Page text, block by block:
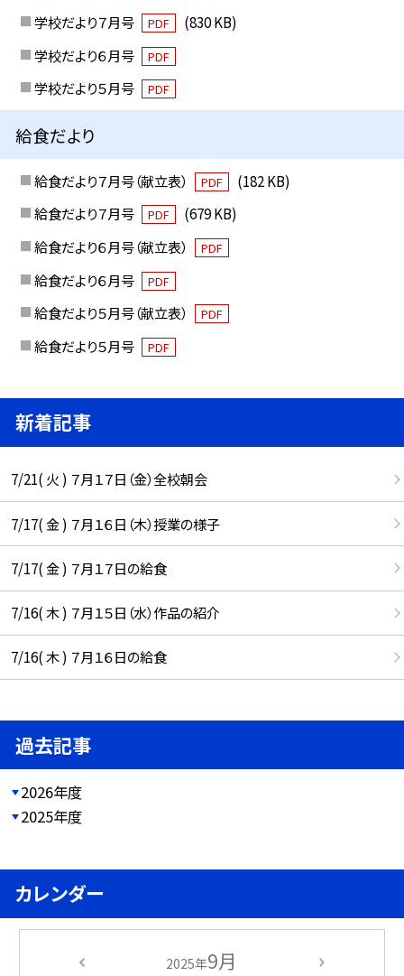
学校だより７月号
PDF
(830 KB)
学校だより６月号
PDF
学校だより５月号 PDF
給食だより
給食だより７月号（献立表） PDF
(182 KB)
給食だより７月号
PDF
(679 KB)
給食だより６月号（献立表）
PDF
給食だより６月号 PDF
給食だより５月号（献立表） PDF
給食だより５月号 PDF
新着記事
7/21( 火 ) ７月１７日（金）全校朝会
7/17( 金 ) ７月１６日（木）授業の様子
7/17( 金 ) ７月１７日の給食
7/16( 木 ) ７月１５日（水）作品の紹介
7/16( 木 ) ７月１６日の給食
過去記事
2026年度
2025年度
カレンダー
2025年9月